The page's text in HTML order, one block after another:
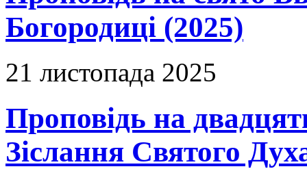
Богородиці (2025)
21 листопада 2025
Проповідь на
Зіслання Святого